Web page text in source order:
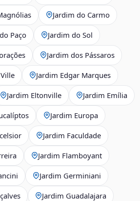
Jardim do Carmo
Paço Jardim do Sol
Jardim dos Pássaros
Jardim Edgar Marques
Jardim Eltonville Jardim Emília
Jardim Europa
Jardim Faculdade
Jardim Flamboyant
Jardim Germiniani
Jardim Guadalajara